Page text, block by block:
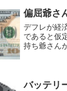
偏屈爺さ
デフレが経
であると仮
持ち爺さん
活できたと
バッテリ